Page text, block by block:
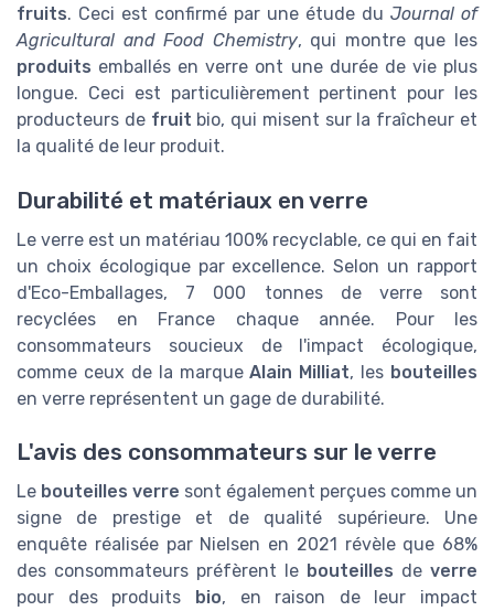
fruits. Ceci est confirmé par une étude du Journal of
Agricultural and Food Chemistry, qui montre que les
produits emballés en verre ont une durée de vie plus
longue. Ceci est particulièrement pertinent pour les
producteurs de fruit bio, qui misent sur la fraîcheur et
la qualité de leur produit.
Durabilité et matériaux en verre
Le verre est un matériau 100% recyclable, ce qui en fait
un choix écologique par excellence. Selon un rapport
d'Eco-Emballages, 7 000 tonnes de verre sont
recyclées en France chaque année. Pour les
consommateurs soucieux de l'impact écologique,
comme ceux de la marqueAlain Milliat, les bouteilles
en verre représentent un gage de durabilité.
L'avis des consommateurs sur le verre
Le bouteilles verre sont également perçues comme un
signe de prestige et de qualité supérieure. Une
enquête réalisée par Nielsen en 2021 révèle que 68%
des consommateurs préfèrent le bouteilles de verre
pour des produits bio, en raison de leur impact